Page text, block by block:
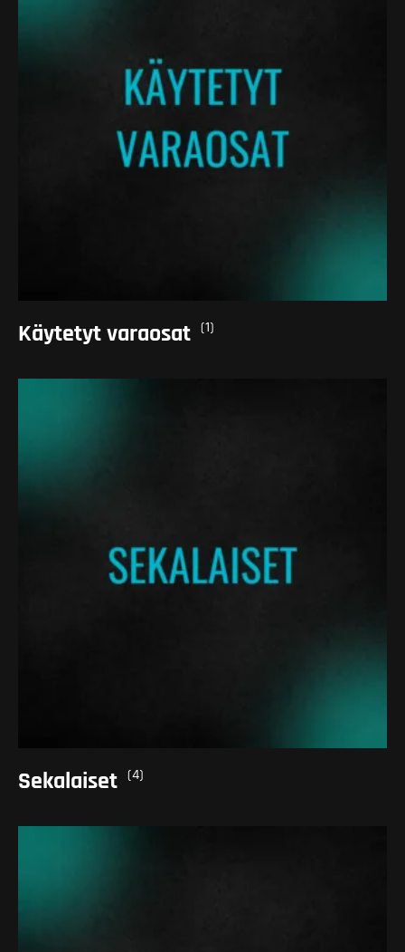
Käytetyt varaosat (1)
Sekalaiset (4)